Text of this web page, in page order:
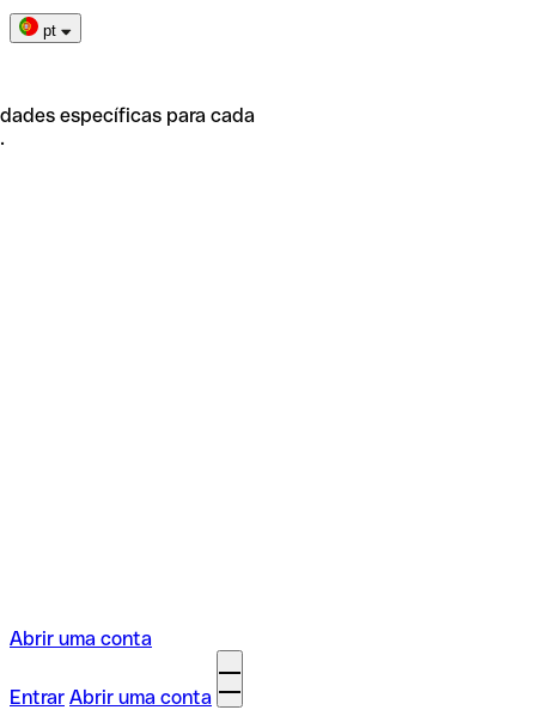
pt
específicas para cada
Abrir uma conta
Entrar Abrir uma conta